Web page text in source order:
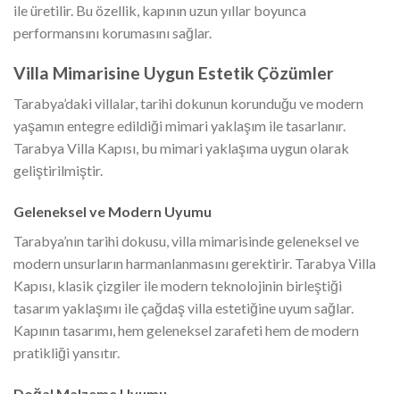
ile üretilir. Bu özellik, kapının uzun yıllar boyunca
performansını korumasını sağlar.
Villa Mimarisine Uygun Estetik Çözümler
Tarabya’daki villalar, tarihi dokunun korunduğu ve modern
yaşamın entegre edildiği mimari yaklaşım ile tasarlanır.
Tarabya Villa Kapısı, bu mimari yaklaşıma uygun olarak
geliştirilmiştir.
Geleneksel ve Modern Uyumu
Tarabya’nın tarihi dokusu, villa mimarisinde geleneksel ve
modern unsurların harmanlanmasını gerektirir. Tarabya Villa
Kapısı, klasik çizgiler ile modern teknolojinin birleştiği
tasarım yaklaşımı ile çağdaş villa estetiğine uyum sağlar.
Kapının tasarımı, hem geleneksel zarafeti hem de modern
pratikliği yansıtır.